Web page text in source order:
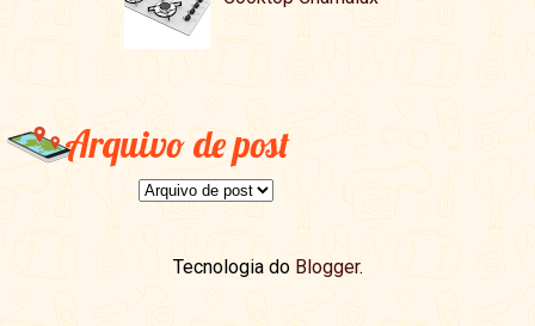
Arquivo de post
Tecnologia do Blogger.